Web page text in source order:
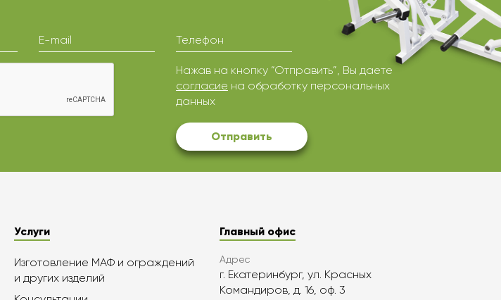
E-mail Телефон
Нажав на кнопку “Отправить”, Вы даете
согласие на обработку персональных
данных
Отправить
Услуги
Изготовление МАФ и ограждений
и других изделий
Главный офис
Адрес
г. Екатеринбург, ул. Красных
Командиров, д. 16, оф. 3